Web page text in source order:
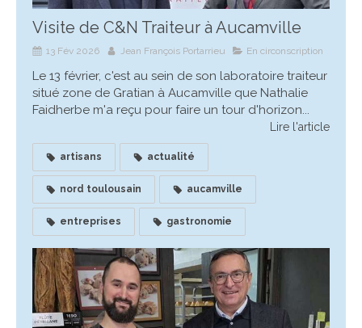
Visite de C&N Traiteur à Aucamville
13 Fév 2026 Jean François Portarrieu En circonscription
Le 13 février, c'est au sein de son laboratoire traiteur
situé zone de Gratian à Aucamville que Nathalie
Faidherbe m'a reçu pour faire un tour d'horizon...
Lire l'article
artisans actualité
nord toulousain aucamville
entreprises gastronomie